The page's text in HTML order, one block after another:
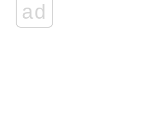
ad